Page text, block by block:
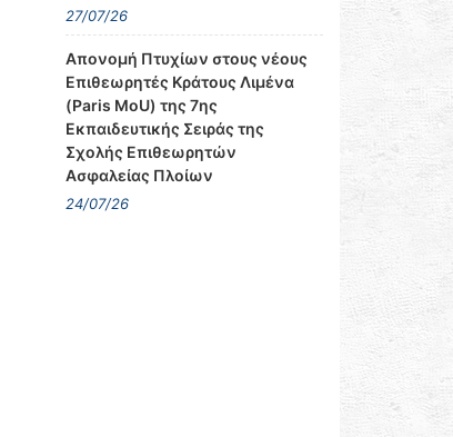
27/07/26
Απονομή Πτυχίων στους νέους
Επιθεωρητές Κράτους Λιμένα
(Paris MoU) της 7ης
Εκπαιδευτικής Σειράς της
Σχολής Επιθεωρητών
Ασφαλείας Πλοίων
24/07/26